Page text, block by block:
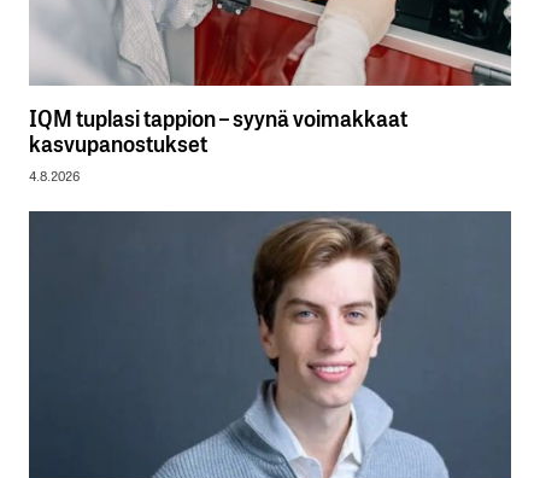
IQM tuplasi tappion – syynä voimakkaat
kasvupanostukset
4.8.2026